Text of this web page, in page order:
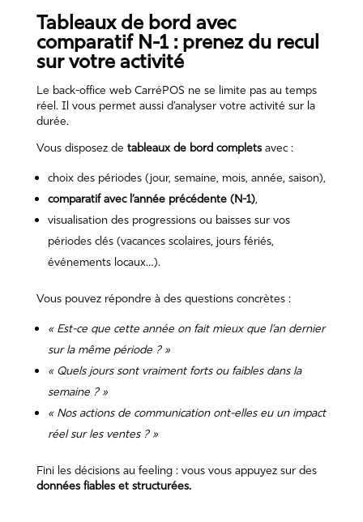
Tableaux de bord avec
comparatif N-1 : prenez du recul
sur votre activité
Le back-office web CarréPOS ne se limite pas au temps
réel. Il vous permet aussi d’analyser votre activité sur la
durée.
Vous disposez de tableaux de bord completsavec :
choix des périodes (jour, semaine, mois, année, saison),
comparatif avec l’année précédente (N-1),
visualisation des progressions ou baisses sur vos
périodes clés (vacances scolaires, jours fériés,
événements locaux…).
Vous pouvez répondre à des questions concrètes :
« Est-ce que cette année on fait mieux que l’an dernier
sur la même période ? »
« Quels jours sont vraiment forts ou faibles dans la
semaine ? »
« Nos actions de communication ont-elles eu un impact
réel sur les ventes ? »
Fini les décisions au feeling : vous vous appuyez sur des
données fiables et structurées.